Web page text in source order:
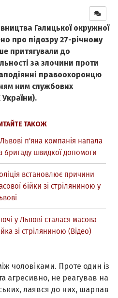
Галицької окружної
про підозру 27-річному
притягували до
за злочини проти
правоохоронцю
ним службових
України).
ТАКОЖ
п'яна компанія напала
бригаду швидкої допомоги
встановлює причини
бійки зі стріляниною у
у Львові сталася масова
зі стріляниною (Відео)
чоловіками. Проте один із
агресивно, не реагував на
лаявся до них, шарпав